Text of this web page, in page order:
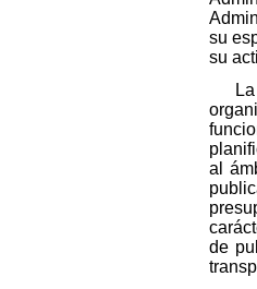
su
su
al
de